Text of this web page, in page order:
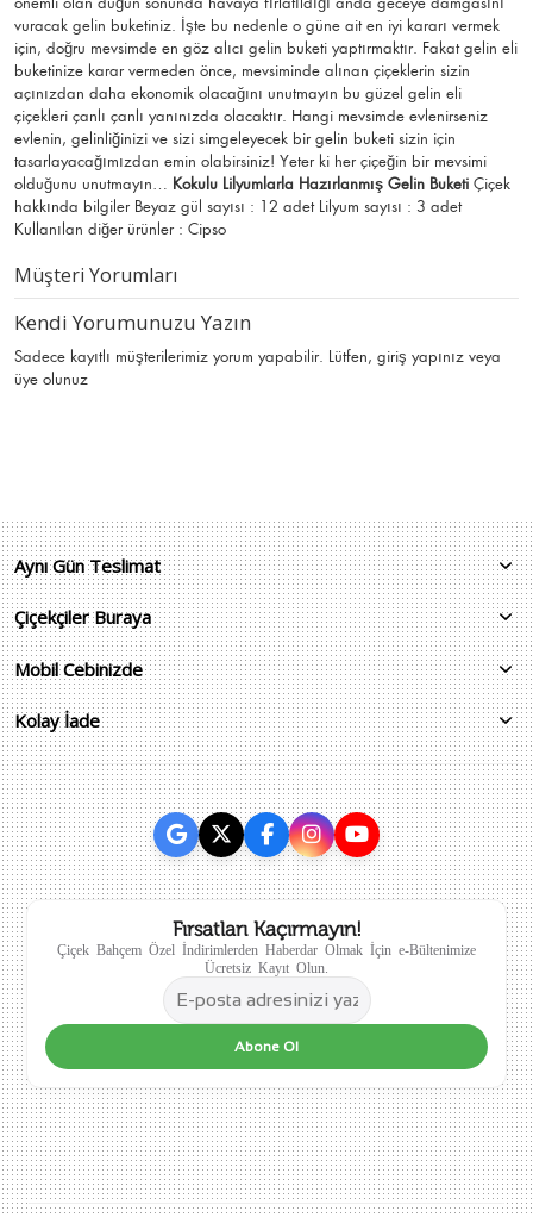
vuracak gelin buketiniz. İşte bu nedenle o güne ait en iyi kararı vermek
için, doğru mevsimde en göz alıcı gelin buketi yaptırmaktır. Fakat gelin eli
buketinize karar vermeden önce, mevsiminde alınan çiçeklerin sizin
açınızdan daha ekonomik olacağını unutmayın bu güzel gelin eli
çiçekleri çanlı çanlı yanınızda olacaktır. Hangi mevsimde evlenirseniz
evlenin, gelinliğinizi ve sizi simgeleyecek bir gelin buketi sizin için
tasarlayacağımızdan emin olabirsiniz! Yeter ki her çiçeğin bir mevsimi
olduğunu unutmayın… Kokulu Lilyumlarla Hazırlanmış Gelin Buketi Çiçek
hakkında bilgiler Beyaz gül sayısı : 12 adet Lilyum sayısı : 3 adet
Kullanılan diğer ürünler : Cipso
Müşteri Yorumları
Kendi Yorumunuzu Yazın
Sadece kayıtlı müşterilerimiz yorum yapabilir. Lütfen, giriş yapınız veya
üye olunuz
Aynı Gün Teslimat
Çiçekçiler Buraya
Mobil Cebinizde
Kolay İade
Fırsatları Kaçırmayın!
Çiçek Bahçem Özel İndirimlerden Haberdar Olmak İçin e-Bültenimize
Ücretsiz Kayıt Olun.
Abone Ol